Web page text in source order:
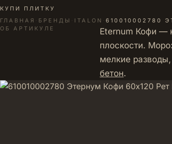
КУПИ ПЛИТКУ
ГЛАВНАЯ · БРЕНДЫ · ITALON · 610010002780
ОБ АРТИКУЛЕ
Eternum Кофи —
плоскости.
мелкие
бетон.